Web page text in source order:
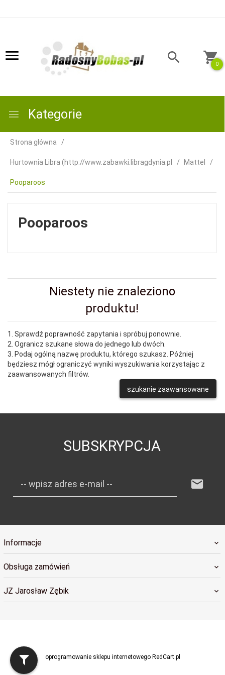
0
Kategorie
Strona główna
Hurtownia Libra (http://www.zabawki.libragdynia.pl Mattel
Pooparoos
Pooparoos
Niestety nie znaleziono
produktu!
1. Sprawdź poprawność zapytania i spróbuj ponownie.
2. Ogranicz szukane słowa do jednego lub dwóch.
3. Podaj ogólną nazwę produktu, którego szukasz. Później
będziesz mógł ograniczyć wyniki wyszukiwania korzystając z
zaawansowanych filtrów.
szukanie zaawansowane
SUBSKRYPCJA
-- wpisz adres e-mail --
Informacje
Obsługa zamówień
JZ Jarosław Zębik
sklep@radosnybobas.pl
oprogramowanie sklepu internetowegoRedCart.pl